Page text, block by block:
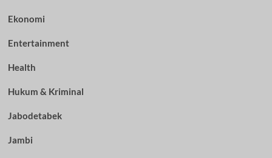
Ekonomi
Entertainment
Health
Hukum & Kriminal
Jabodetabek
Jambi